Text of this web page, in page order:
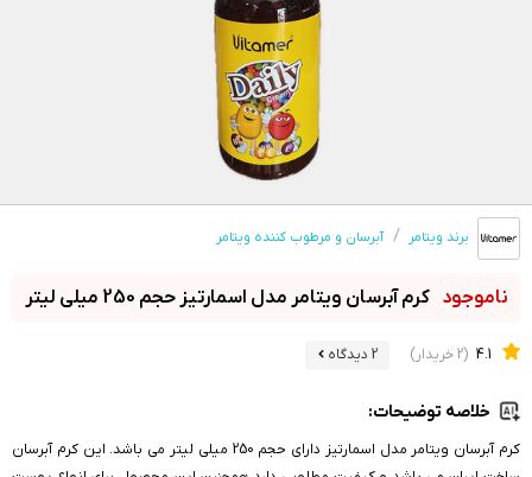
برند ویتامر آبرسان و مرطوب کننده ویتامر
کرم آبرسان ویتامر مدل اسمارتیز حجم 250 میلی لیتر
4.1 (2 خریدار) 2 دیدگاه
خلاصه توضیحات:
کرم آبرسان ویتامر مدل اسمارتیز دارای حجم 250 میلی لیتر می باشد. این کرم آبرسان